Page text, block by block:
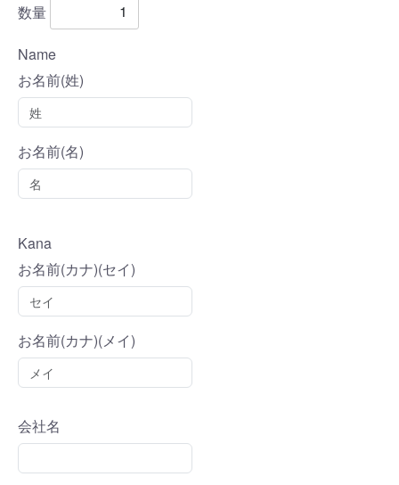
数量
Name
お名前(姓)
お名前(名)
Kana
お名前(カナ)(セイ)
お名前(カナ)(メイ)
会社名